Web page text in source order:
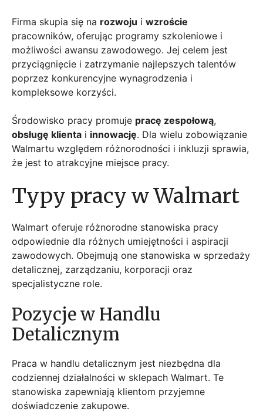
Firma skupia się na rozwoju i wzroście
pracowników, oferując programy szkoleniowe i
możliwości awansu zawodowego. Jej celem jest
przyciągnięcie i zatrzymanie najlepszych talentów
poprzez konkurencyjne wynagrodzenia i
kompleksowe korzyści.
Środowisko pracy promuje pracę zespołową,
obsługę klienta i innowację. Dla wielu zobowiązanie
Walmartu względem różnorodności i inkluzji sprawia,
że jest to atrakcyjne miejsce pracy.
Typy pracy w Walmart
Walmart oferuje różnorodne stanowiska pracy
odpowiednie dla różnych umiejętności i aspiracji
zawodowych. Obejmują one stanowiska w sprzedaży
detalicznej, zarządzaniu, korporacji oraz
specjalistyczne role.
Pozycje w Handlu
Detalicznym
Praca w handlu detalicznym jest niezbędna dla
codziennej działalności w sklepach Walmart. Te
stanowiska zapewniają klientom przyjemne
doświadczenie zakupowe.